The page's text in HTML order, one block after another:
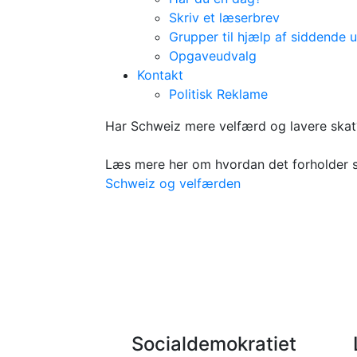
Skriv et læserbrev
Grupper til hjælp af siddende
Opgaveudvalg
Kontakt
Politisk Reklame
Schweiz - et
Har Schweiz mere velfærd og lavere
Læs mere her om hvordan det forholder
Schweiz og velfærden
Socialdemokratiet